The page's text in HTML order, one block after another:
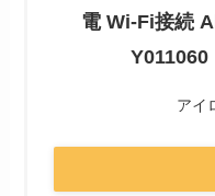
電 Wi-Fi接続
Y011060
アイ